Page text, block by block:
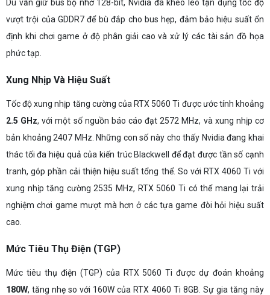
Dù vẫn giữ bus bộ nhớ 128-bit, Nvidia đã khéo léo tận dụng tốc độ
vượt trội của GDDR7 để bù đắp cho bus hẹp, đảm bảo hiệu suất ổn
định khi chơi game ở độ phân giải cao và xử lý các tài sản đồ họa
phức tạp.
Xung Nhịp Và Hiệu Suất
Tốc độ xung nhịp tăng cường của RTX 5060 Ti được ước tính khoảng
2.5 GHz, với một số nguồn báo cáo đạt 2572 MHz, và xung nhịp cơ
bản khoảng 2407 MHz. Những con số này cho thấy Nvidia đang khai
thác tối đa hiệu quả của kiến trúc Blackwell để đạt được tần số cạnh
tranh, góp phần cải thiện hiệu suất tổng thể. So với RTX 4060 Ti với
xung nhịp tăng cường 2535 MHz, RTX 5060 Ti có thể mang lại trải
nghiệm chơi game mượt mà hơn ở các tựa game đòi hỏi hiệu suất
cao.
Mức Tiêu Thụ Điện (TGP)
Mức tiêu thụ điện (TGP) của RTX 5060 Ti được dự đoán khoảng
180W, tăng nhẹ so với 160W của RTX 4060 Ti 8GB. Sự gia tăng này